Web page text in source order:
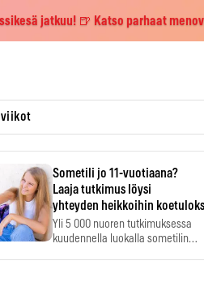
jatkuu! 🍺 Katso parhaat
viikot
Sometili jo 11-vuotiaana?
Laaja tutkimus löysi
yhteyden heikkoihin
Yli 5 000 nuoren tutkimuksessa
kuudennella luokalla sometilin…